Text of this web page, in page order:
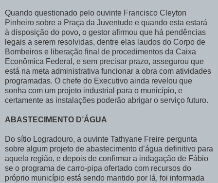
Quando questionado pelo ouvinte Francisco Cleyton
Pinheiro sobre a Praça da Juventude e quando esta estará
à disposição do povo, o gestor afirmou que há pendências
legais a serem resolvidas, dentre elas laudos do Corpo de
Bombeiros e liberação final de procedimentos da Caixa
Econômica Federal, e sem precisar prazo, assegurou que
está na meta administrativa funcionar a obra com atividades
programadas. O chefe do Executivo ainda revelou que
sonha com um projeto industrial para o município, e
certamente as instalações poderão abrigar o serviço futuro.
ABASTECIMENTO D’ÁGUA
Do sítio Logradouro, a ouvinte Tathyane Freire pergunta
sobre algum projeto de abastecimento d’água definitivo para
aquela região, e depois de confirmar a indagação de Fábio
se o programa de carro-pipa ofertado com recursos do
próprio município está sendo mantido por lá, foi informada